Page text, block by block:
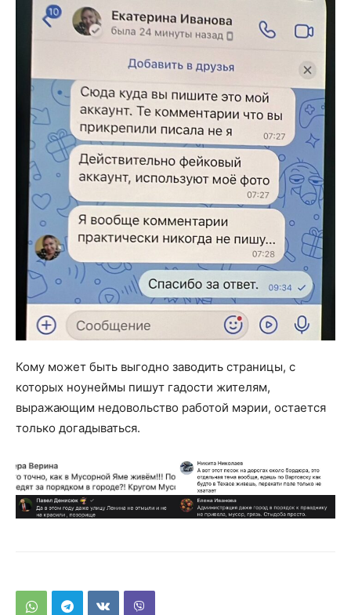
Кому может быть выгодно заводить страницы, с
которых ноунеймы пишут гадости жителям,
выражающим недовольство работой мэрии, остается
только догадываться.